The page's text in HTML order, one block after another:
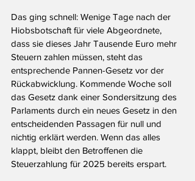
Das ging schnell: Wenige Tage nach der
Hiobsbotschaft für viele Abgeordnete,
dass sie dieses Jahr Tausende Euro mehr
Steuern zahlen müssen, steht das
entsprechende Pannen-Gesetz vor der
Rückabwicklung. Kommende Woche soll
das Gesetz dank einer Sondersitzung des
Parlaments durch ein neues Gesetz in den
entscheidenden Passagen für null und
nichtig erklärt werden. Wenn das alles
klappt, bleibt den Betroffenen die
Steuerzahlung für 2025 bereits erspart.